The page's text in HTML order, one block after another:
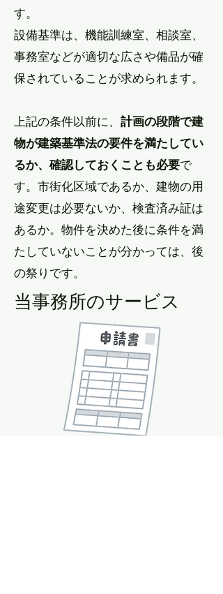
す。
​設備基準は、機能訓練室、相談室、
事務室などが適切な広さや備品が確
保されていることが求められます。
上記の条件以前に、 ​計画の段階で建
物が建築基準法の要件を満たしてい
るか、確認しておくことも必要で
す。市街化区域であるか、建物の用
途変更は必要ないか、検査済み証は
あるか。物件を決めた後に条件を満
たしていないことが分かっては、後
の祭りです。
当事務所のサービス